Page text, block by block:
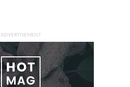
ADVERTISEMENT